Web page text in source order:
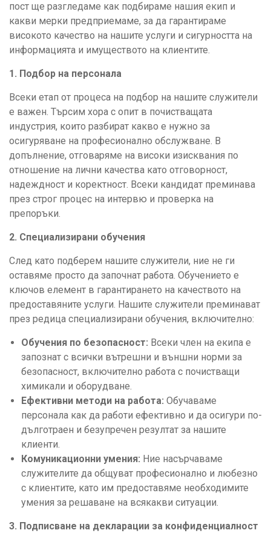
пост ще разгледаме как подбираме нашия екип и
какви мерки предприемаме, за да гарантираме
високото качество на нашите услуги и сигурността на
информацията и имуществото на клиентите.
1. Подбор на персонала
Всеки етап от процеса на подбор на нашите служители
е важен. Търсим хора с опит в почистващата
индустрия, които разбират какво е нужно за
осигуряване на професионално обслужване. В
допълнение, отговаряме на високи изисквания по
отношение на лични качества като отговорност,
надеждност и коректност. Всеки кандидат преминава
през строг процес на интервю и проверка на
препоръки.
2. Специализирани обучения
След като подберем нашите служители, ние не ги
оставяме просто да започнат работа. Обучението е
ключов елемент в гарантирането на качеството на
предоставяните услуги. Нашите служители преминават
през редица специализирани обучения, включително:
Обучения по безопасност: Всеки член на екипа е
запознат с всички вътрешни и външни норми за
безопасност, включително работа с почистващи
химикали и оборудване.
Ефективни методи на работа: Обучаваме
персонала как да работи ефективно и да осигури по-
дълготраен и безупречен резултат за нашите
клиенти.
Комуникационни умения: Ние насърчаваме
служителите да общуват професионално и любезно
с клиентите, като им предоставяме необходимите
умения за решаване на всякакви ситуации.
3. Подписване на декларации за конфиденциалност